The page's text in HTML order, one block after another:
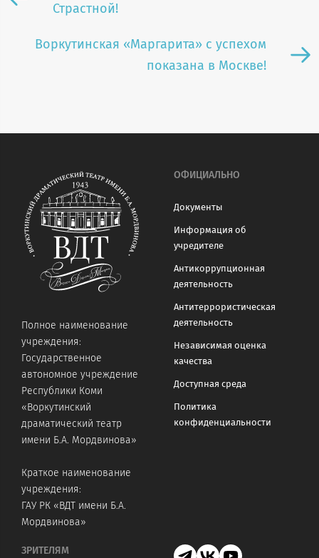
Страстной!
Воркутинская «Маргарита» с успехом
показана в Москве!
Полное наименование
учреждения:
Государственное
автономное учреждение
Республики Коми
«Воркутинский
драматический театр
имени Б.А. Мордвинова»
Краткое наименование
учреждения:
ГАУ РК «ВДТ имени Б.А.
Мордвинова»
ОФИЦИАЛЬНО
Документы
Информация об
учредителе
Антикоррупционная
деятельность
Антитеррористическая
деятельность
Независимая оценка
качества
Доступная среда
Политика
конфиденциальности
ЗРИТЕЛЯМ